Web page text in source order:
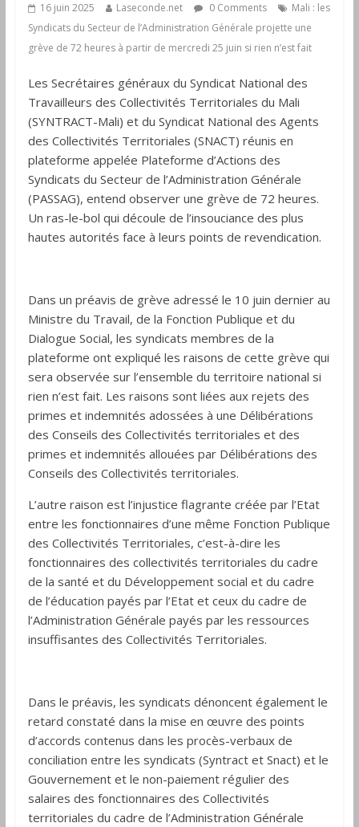
16 juin 2025 Laseconde.net 0 Comments
Mali : les
Syndicats du Secteur de l’Administration Générale projette une
grève de 72 heures à partir de mercredi 25 juin si rien n’est fait
Les Secrétaires généraux du Syndicat National des
Travailleurs des Collectivités Territoriales du Mali
(SYNTRACT-Mali) et du Syndicat National des Agents
des Collectivités Territoriales (SNACT) réunis en
plateforme appelée Plateforme d’Actions des
Syndicats du Secteur de l’Administration Générale
(PASSAG), entend observer une grève de 72 heures.
Un ras-le-bol qui découle de l’insouciance des plus
hautes autorités face à leurs points de revendication.
Dans un préavis de grève adressé le 10 juin dernier au
Ministre du Travail, de la Fonction Publique et du
Dialogue Social, les syndicats membres de la
plateforme ont expliqué les raisons de cette grève qui
sera observée sur l’ensemble du territoire national si
rien n’est fait. Les raisons sont liées aux rejets des
primes et indemnités adossées à une Délibérations
des Conseils des Collectivités territoriales et des
primes et indemnités allouées par Délibérations des
Conseils des Collectivités territoriales.
L’autre raison est l’injustice flagrante créée par l’Etat
entre les fonctionnaires d’une même Fonction Publique
des Collectivités Territoriales, c’est-à-dire les
fonctionnaires des collectivités territoriales du cadre
de la santé et du Développement social et du cadre
de l’éducation payés par l’Etat et ceux du cadre de
l’Administration Générale payés par les ressources
insuffisantes des Collectivités Territoriales.
Dans le préavis, les syndicats dénoncent également le
retard constaté dans la mise en œuvre des points
d’accords contenus dans les procès-verbaux de
conciliation entre les syndicats (Syntract et Snact) et le
Gouvernement et le non-paiement régulier des
salaires des fonctionnaires des Collectivités
territoriales du cadre de l’Administration Générale